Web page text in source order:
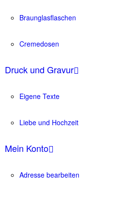
Braunglasflaschen
Cremedosen
Druck und Gravur
Eigene Texte
Liebe und Hochzeit
Mein Konto
Adresse bearbeiten